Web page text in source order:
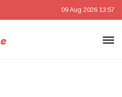
09 Aug 2026 13:57